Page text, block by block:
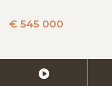
HUIZEN ALERT
€ 545 000